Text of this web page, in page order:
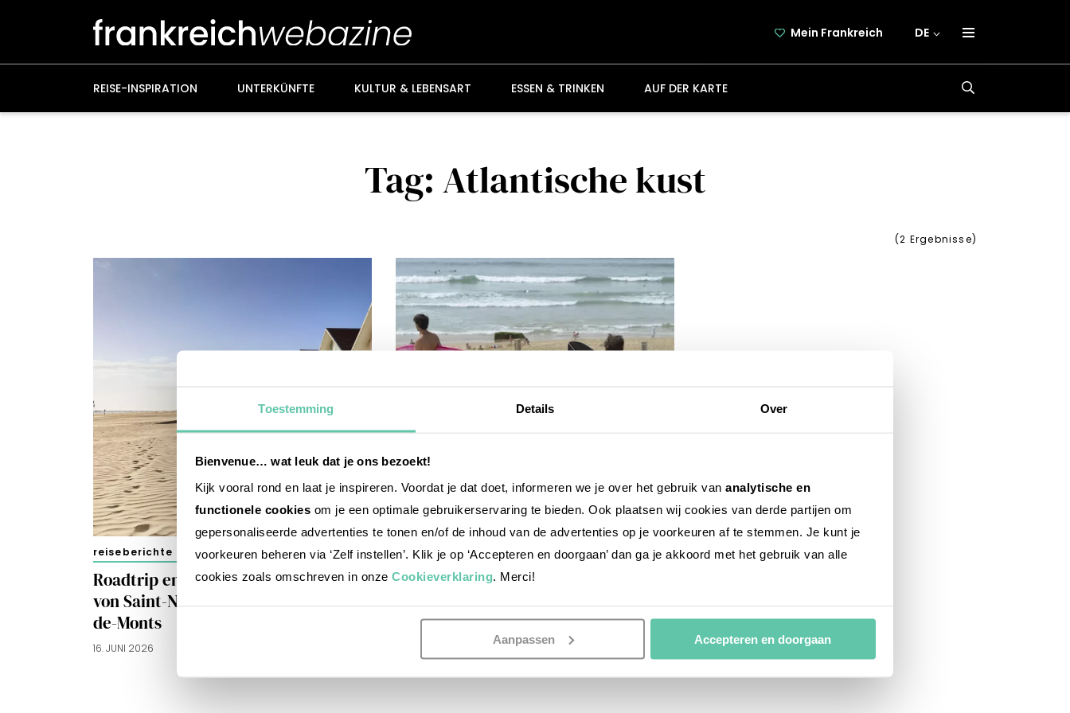
Toestemming Details Over
Bienvenue… wat leuk dat je ons bezoekt!
Kijk vooral rond en laat je inspireren. Voordat je dat doet, informeren we je over het gebruik van analytische en
functionele cookies om je een optimale gebruikerservaring te bieden. Ook plaatsen wij cookies van derde partijen om
gepersonaliseerde advertenties te tonen en/of de inhoud van de advertenties op je voorkeuren af te stemmen. Je kunt je
voorkeuren beheren via ‘Zelf instellen’. Klik je op ‘Accepteren en doorgaan’ dan ga je akkoord met het gebruik van alle
cookies zoals omschreven in onze Cookieverklaring. Merci!
Aanpassen Accepteren en doorgaan
Mein Frankreich DE
REISE-INSPIRATION UNTERKÜNFTE KULTUR & LEBENSART ESSEN & TRINKEN AUF DER KARTE
Tag: Atlantische kust
(2 Ergebnisse)
reiseberichte
Roadtrip entlang der Atlantikküste:
von Saint-Nazaire nach Saint-Jean-
de-Monts
16. JUNI 2026
reise-inspiration
Surfen, Suppen oder Biken in